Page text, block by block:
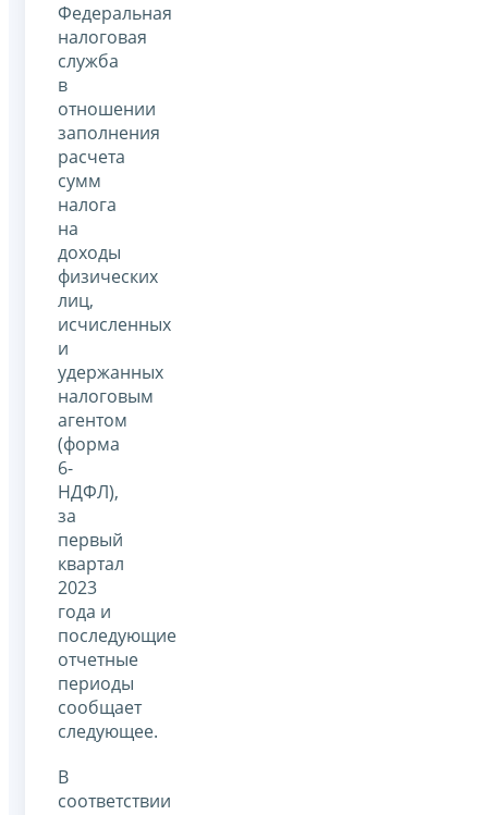
Федеральная
налоговая
служба
в
отношении
заполнения
расчета
сумм
налога
на
доходы
физических
лиц,
исчисленных
и
удержанных
налоговым
агентом
(форма
6-
НДФЛ),
за
первый
квартал
2023
года и
последующие
отчетные
периоды
сообщает
следующее.
В
соответствии